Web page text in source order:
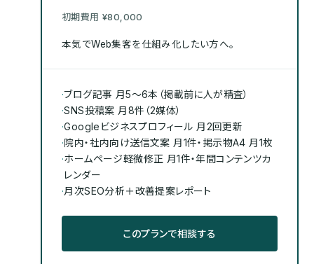
初期費用 ¥80,000
本気でWeb集客を仕組み化したい方へ。
·ブログ記事 月5〜6本（掲載前に人が精査）
·SNS投稿案 月8件（2媒体）
·Googleビジネスプロフィール 月2回更新
·院内・社内向け送信文案 月1件・掲示物A4 月1枚
·ホームページ軽微修正 月1件・年間コンテンツカ
レンダー
·月次SEO分析＋改善提案レポート
このプランで相談する